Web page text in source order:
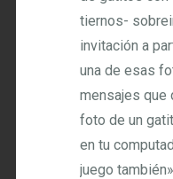
tiernos-
invitación a
una de esas
mensajes que
foto de un
en tu
juego